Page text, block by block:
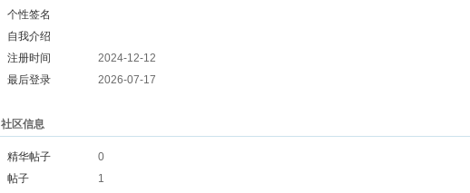
个性签名
自我介绍
注册时间
2024-12-12
最后登录
2026-07-17
社区信息
精华帖子
0
帖子
1